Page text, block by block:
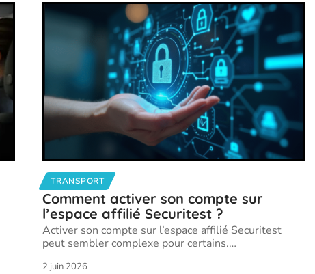
TRANSPORT
Comment activer son compte sur
l’espace affilié Securitest ?
Activer son compte sur l’espace affilié Securitest
peut sembler complexe pour certains.…
2 juin 2026